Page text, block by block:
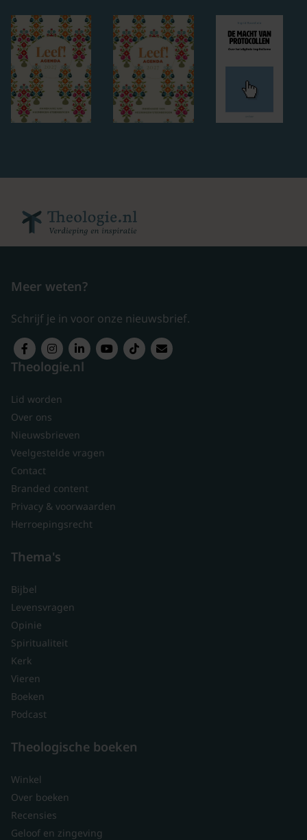
Meer weten?
Schrijf je in voor onze nieuwsbrief.
Theologie.nl
Lid worden
Over ons
Nieuwsbrieven
Veelgestelde vragen
Contact
Branded content
Privacy & voorwaarden
Herroepingsrecht
Thema's
Bijbel
Levensvragen
Opinie
Spiritualiteit
Kerk
Vieren
Boeken
Podcast
Theologische boeken
Winkel
Over boeken
Recensies
Geloof en zingeving